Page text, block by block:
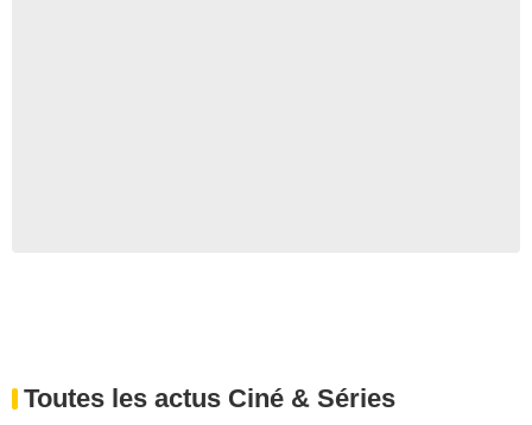
Toutes les actus Ciné & Séries